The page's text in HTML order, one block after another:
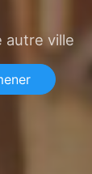
autre ville